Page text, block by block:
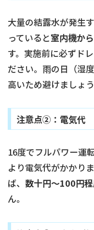
大量の結露水が発生
っていると室内機か
す。実施前に必ずド
ださい。雨の日（湿
高いため避けましょう
注意点②：電気代
16度でフルパワー運
より電気代がかかり
ば、 数十円〜100円
ん。